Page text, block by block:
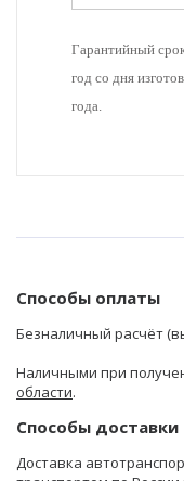
Гарантийный
год со дня
года.
Способы оплаты
Безналичный расчёт
Наличными при
области.
Способы доставки
Доставка